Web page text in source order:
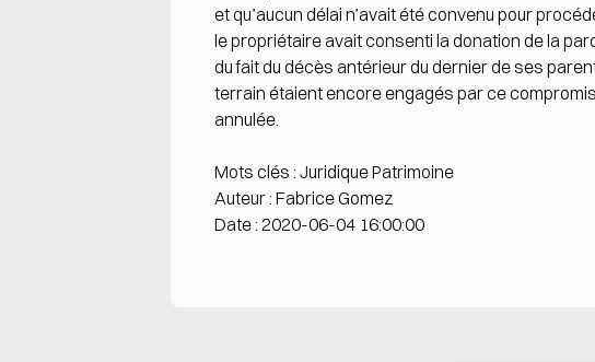
et qu’aucun délai n’avait été convenu pour
le propriétaire avait consenti la donation de la
du fait du décès antérieur du dernier de ses
terrain étaient encore engagés par ce
annulée.
Mots clés : Juridique Patrimoine
Auteur : Fabrice Gomez
Date : 2020-06-04 16:00:00